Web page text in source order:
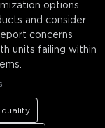
options.
and consider
concerns
units failing within